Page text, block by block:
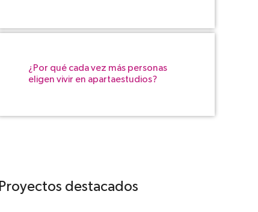
¿Por qué cada vez más personas
eligen vivir en apartaestudios?
Proyectos destacados